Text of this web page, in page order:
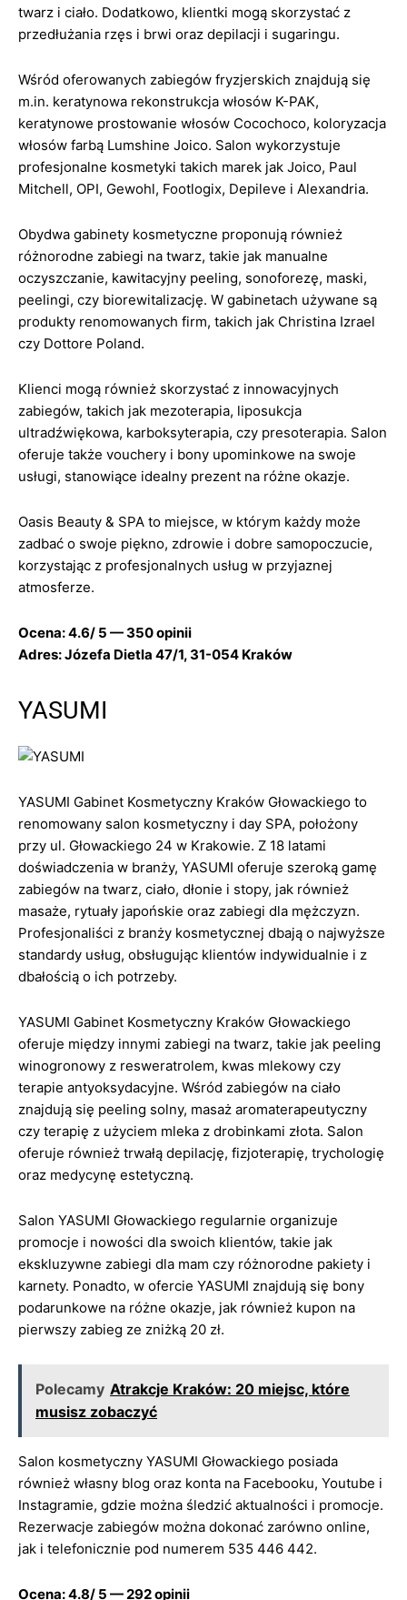
twarz i ciało. Dodatkowo, klientki mogą skorzystać z
przedłużania rzęs i brwi oraz depilacji i sugaringu.
Wśród oferowanych zabiegów fryzjerskich znajdują się
m.in. keratynowa rekonstrukcja włosów K-PAK,
keratynowe prostowanie włosów Cocochoco, koloryzacja
włosów farbą Lumshine Joico. Salon wykorzystuje
profesjonalne kosmetyki takich marek jak Joico, Paul
Mitchell, OPI, Gewohl, Footlogix, Depileve i Alexandria.
Obydwa gabinety kosmetyczne proponują również
różnorodne zabiegi na twarz, takie jak manualne
oczyszczanie, kawitacyjny peeling, sonoforezę, maski,
peelingi, czy biorewitalizację. W gabinetach używane są
produkty renomowanych firm, takich jak Christina Izrael
czy Dottore Poland.
Klienci mogą również skorzystać z innowacyjnych
zabiegów, takich jak mezoterapia, liposukcja
ultradźwiękowa, karboksyterapia, czy presoterapia. Salon
oferuje także vouchery i bony upominkowe na swoje
usługi, stanowiące idealny prezent na różne okazje.
Oasis Beauty & SPA to miejsce, w którym każdy może
zadbać o swoje piękno, zdrowie i dobre samopoczucie,
korzystając z profesjonalnych usług w przyjaznej
atmosferze.
Ocena: 4.6/ 5 — 350 opinii
Adres: Józefa Dietla 47/1, 31-054 Kraków
YASUMI
YASUMI Gabinet Kosmetyczny Kraków Głowackiego to
renomowany salon kosmetyczny i day SPA, położony
przy ul. Głowackiego 24 w Krakowie. Z 18 latami
doświadczenia w branży, YASUMI oferuje szeroką gamę
zabiegów na twarz, ciało, dłonie i stopy, jak również
masaże, rytuały japońskie oraz zabiegi dla mężczyzn.
Profesjonaliści z branży kosmetycznej dbają o najwyższe
standardy usług, obsługując klientów indywidualnie i z
dbałością o ich potrzeby.
YASUMI Gabinet Kosmetyczny Kraków Głowackiego
oferuje między innymi zabiegi na twarz, takie jak peeling
winogronowy z resweratrolem, kwas mlekowy czy
terapie antyoksydacyjne. Wśród zabiegów na ciało
znajdują się peeling solny, masaż aromaterapeutyczny
czy terapię z użyciem mleka z drobinkami złota. Salon
oferuje również trwałą depilację, fizjoterapię, trychologię
oraz medycynę estetyczną.
Salon YASUMI Głowackiego regularnie organizuje
promocje i nowości dla swoich klientów, takie jak
ekskluzywne zabiegi dla mam czy różnorodne pakiety i
karnety. Ponadto, w ofercie YASUMI znajdują się bony
podarunkowe na różne okazje, jak również kupon na
pierwszy zabieg ze zniżką 20 zł.
Polecamy Atrakcje Kraków: 20 miejsc, które
musisz zobaczyć
Salon kosmetyczny YASUMI Głowackiego posiada
również własny blog oraz konta na Facebooku, Youtube i
Instagramie, gdzie można śledzić aktualności i promocje.
Rezerwacje zabiegów można dokonać zarówno online,
jak i telefonicznie pod numerem 535 446 442.
Ocena: 4.8/ 5 — 292 opinii